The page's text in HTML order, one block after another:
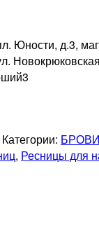
Юности, д.3,
3
Категории:
, Ресницы для